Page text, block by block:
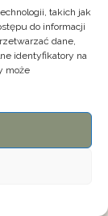
takich jak
do informacji
dane,
identyfikatory na
może